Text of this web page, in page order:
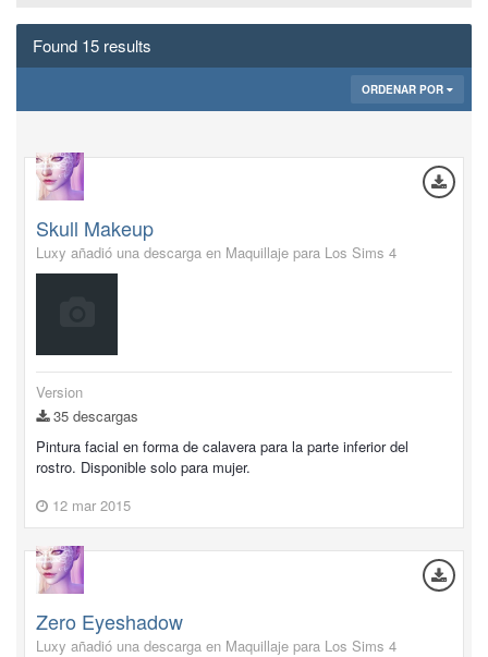
Found 15 results
ORDENAR POR
Skull Makeup
Luxy añadió una descarga en Maquillaje para Los Sims 4
Version
35 descargas
Pintura facial en forma de calavera para la parte inferior del
rostro. Disponible solo para mujer.
12 mar 2015
Zero Eyeshadow
Luxy añadió una descarga en Maquillaje para Los Sims 4